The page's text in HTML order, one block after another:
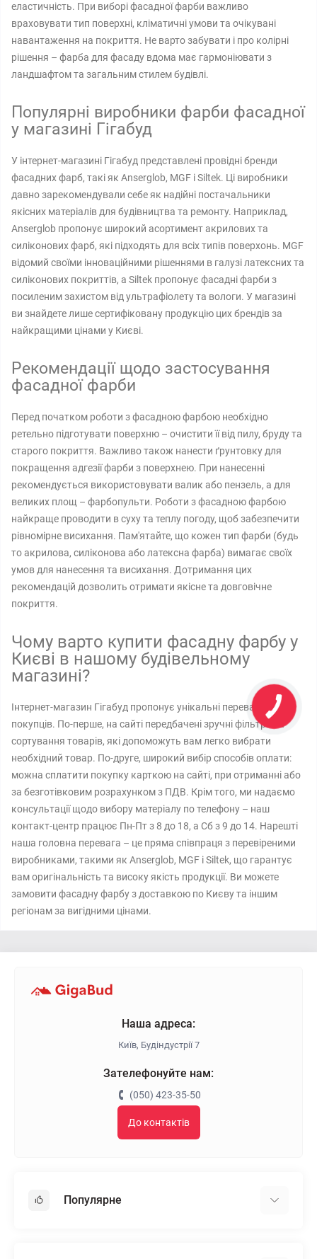
еластичність. При виборі фасадної фарби важливо
враховувати тип поверхні, кліматичні умови та очікувані
навантаження на покриття. Не варто забувати і про колірні
рішення – фарба для фасаду вдома має гармоніювати з
ландшафтом та загальним стилем будівлі.
Популярні виробники фарби фасадної
у магазині Гігабуд
У інтернет-магазині Гігабуд представлені провідні бренди
фасадних фарб, такі як Anserglob, MGF і Siltek. Ці виробники
давно зарекомендували себе як надійні постачальники
якісних матеріалів для будівництва та ремонту. Наприклад,
Anserglob пропонує широкий асортимент акрилових та
силіконових фарб, які підходять для всіх типів поверхонь. MGF
відомий своїми інноваційними рішеннями в галузі латексних та
силіконових покриттів, а Siltek пропонує фасадні фарби з
посиленим захистом від ультрафіолету та вологи. У магазині
ви знайдете лише сертифіковану продукцію цих брендів за
найкращими цінами у Києві.
Рекомендації щодо застосування
фасадної фарби
Перед початком роботи з фасадною фарбою необхідно
ретельно підготувати поверхню – очистити її від пилу, бруду та
старого покриття. Важливо також нанести ґрунтовку для
покращення адгезії фарби з поверхнею. При нанесенні
рекомендується використовувати валик або пензель, а для
великих площ – фарбопульти. Роботи з фасадною фарбою
найкраще проводити в суху та теплу погоду, щоб забезпечити
рівномірне висихання. Пам'ятайте, що кожен тип фарби (будь
то акрилова, силіконова або латексна фарба) вимагає своїх
умов для нанесення та висихання. Дотримання цих
рекомендацій дозволить отримати якісне та довговічне
покриття.
Чому варто купити фасадну фарбу у
Києві в нашому будівельному
магазині?
Інтернет-магазин Гігабуд пропонує унікальні переваги для
покупців. По-перше, на сайті передбачені зручні фільтри та
сортування товарів, які допоможуть вам легко вибрати
необхідний товар. По-друге, широкий вибір способів оплати:
можна сплатити покупку карткою на сайті, при отриманні або
за безготівковим розрахунком з ПДВ. Крім того, ми надаємо
консультації щодо вибору матеріалу по телефону – наш
контакт-центр працює Пн-Пт з 8 до 18, а Сб з 9 до 14. Нарешті
наша головна перевага – це пряма співпраця з перевіреними
виробниками, такими як Anserglob, MGF і Siltek, що гарантує
вам оригінальність та високу якість продукції. Ви можете
замовити фасадну фарбу з доставкою по Києву та іншим
регіонам за вигідними цінами.
Наша адреса:
Київ, Будіндустрії 7
Зателефонуйте нам:
(050) 423-35-50
До контактів
Популярне